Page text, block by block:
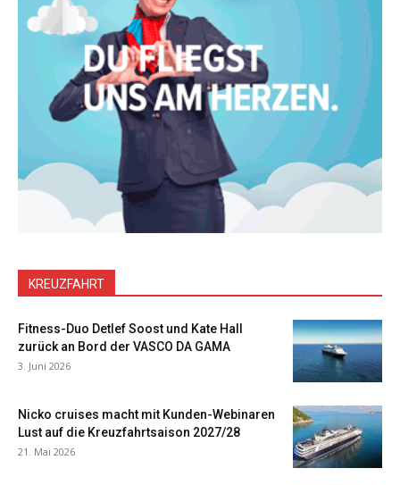
KREUZFAHRT
Fitness-Duo Detlef Soost und Kate Hall
zurück an Bord der VASCO DA GAMA
3. Juni 2026
Nicko cruises macht mit Kunden-Webinaren
Lust auf die Kreuzfahrtsaison 2027/28
21. Mai 2026